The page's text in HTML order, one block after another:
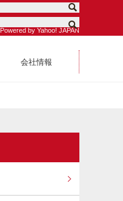
Powered by Yahoo! JAPAN
会社情報